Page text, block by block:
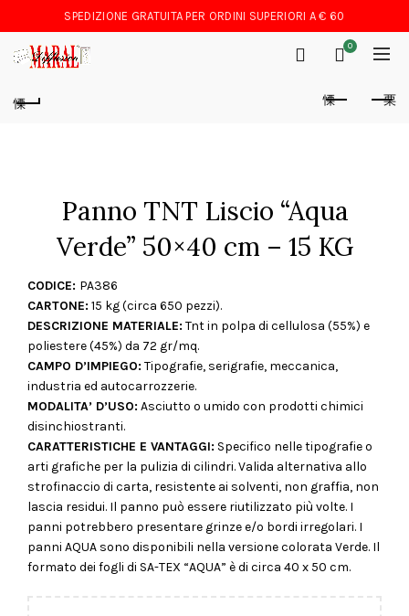
SPEDIZIONE GRATUITA PER ORDINI SUPERIORI A € 60
0
Panno TNT Liscio “Aqua
Verde” 50×40 cm – 15 KG
CODICE: PA386
CARTONE: 15 kg (circa 650 pezzi).
DESCRIZIONE MATERIALE: Tnt in polpa di cellulosa (55%) e
poliestere (45%) da 72 gr/mq.
CAMPO D’IMPIEGO: Tipografie, serigrafie, meccanica,
industria ed autocarrozzerie.
MODALITA’ D’USO: Asciutto o umido con prodotti chimici
disinchiostranti.
CARATTERISTICHE E VANTAGGI: Specifico nelle tipografie o
arti grafiche per la pulizia di cilindri. Valida alternativa allo
strofinaccio di carta, resistente ai solventi, non graffia, non
lascia residui. Il panno può essere riutilizzato più volte. I
panni potrebbero presentare grinze e/o bordi irregolari. I
panni AQUA sono disponibili nella versione colorata Verde. Il
formato dei fogli di SA-TEX “AQUA” è di circa 40 x 50 cm.